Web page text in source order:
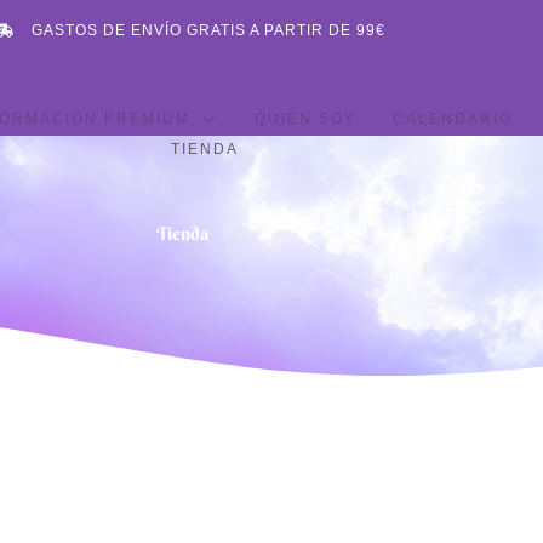
GASTOS DE ENVÍO GRATIS A PARTIR DE 99€
PREMIUM QUIEN SOY
CALENDARIO
TIENDA
Tienda